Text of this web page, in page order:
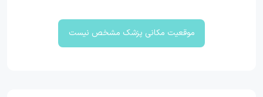
موقعیت مکانی پزشک مشخص نیست